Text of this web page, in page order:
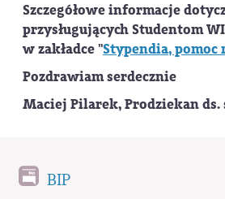
Szczegółowe informacje
przysługujących Studentom
w zakładce "Stypendia,
Pozdrawiam serdecznie
Maciej Pilarek, Prodziekan
BIP